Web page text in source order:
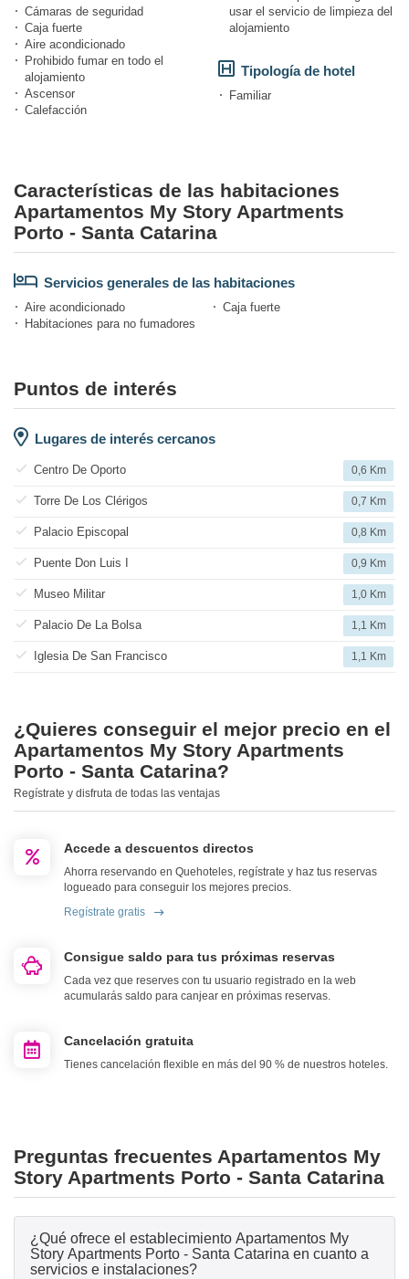
Cámaras de seguridad
Caja fuerte
Aire acondicionado
Prohibido fumar en todo el
alojamiento
Ascensor
Calefacción
usar el servicio de limpieza del
alojamiento
Tipología de hotel
Familiar
Características de las habitaciones
Apartamentos My Story Apartments
Porto - Santa Catarina
Servicios generales de las habitaciones
Aire acondicionado
Caja fuerte
Habitaciones para no fumadores
Puntos de interés
Lugares de interés cercanos
Centro De Oporto 0,6 Km
Torre De Los Clérigos 0,7 Km
Palacio Episcopal 0,8 Km
Puente Don Luis I 0,9 Km
Museo Militar 1,0 Km
Palacio De La Bolsa 1,1 Km
Iglesia De San Francisco 1,1 Km
¿Quieres conseguir el mejor precio en el
Apartamentos My Story Apartments
Porto - Santa Catarina?
Regístrate y disfruta de todas las ventajas
Accede a descuentos directos
Ahorra reservando en Quehoteles, regístrate y haz tus reservas
logueado para conseguir los mejores precios.
Regístrate gratis
Consigue saldo para tus próximas reservas
Cada vez que reserves con tu usuario registrado en la web
acumularás saldo para canjear en próximas reservas.
Cancelación gratuita
Tienes cancelación flexible en más del 90 % de nuestros hoteles.
Preguntas frecuentes Apartamentos My
Story Apartments Porto - Santa Catarina
¿Qué ofrece el establecimiento Apartamentos My
Story Apartments Porto - Santa Catarina en cuanto a
servicios e instalaciones?